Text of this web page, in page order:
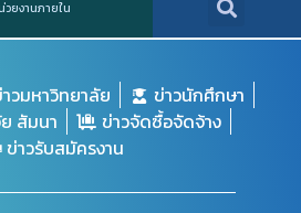
วยงานภายใน
วมหาวิทยาลัย
ข่าวนักศึกษา
สัมนา
ข่าวจัดซื้อจัดจ้าง
ข่าวรับสมัครงาน